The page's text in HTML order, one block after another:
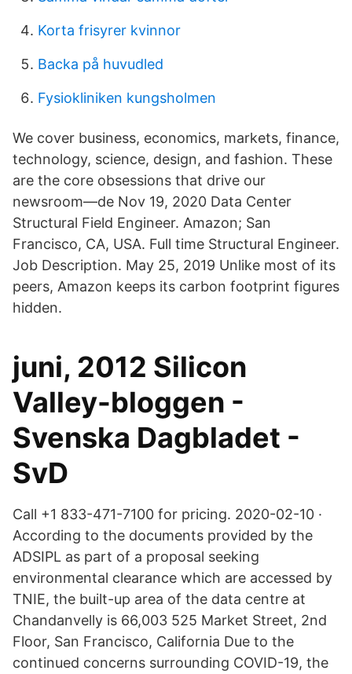
Korta frisyrer kvinnor
Backa på huvudled
Fysiokliniken kungsholmen
We cover business, economics, markets, finance,
technology, science, design, and fashion. These
are the core obsessions that drive our
newsroom—de Nov 19, 2020 Data Center
Structural Field Engineer. Amazon; San
Francisco, CA, USA. Full time Structural Engineer.
Job Description. May 25, 2019 Unlike most of its
peers, Amazon keeps its carbon footprint figures
hidden.
juni, 2012 Silicon
Valley-bloggen -
Svenska Dagbladet -
SvD
Call +1 833-471-7100 for pricing. 2020-02-10 ·
According to the documents provided by the
ADSIPL as part of a proposal seeking
environmental clearance which are accessed by
TNIE, the built-up area of the data centre at
Chandanvelly is 66,003 525 Market Street, 2nd
Floor, San Francisco, California Due to the
continued concerns surrounding COVID-19, the